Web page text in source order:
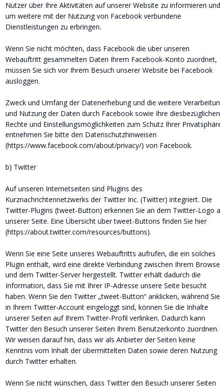
Nutzer über Ihre Aktivitäten auf unserer Website zu informieren
um weitere mit der Nutzung von Facebook verbundene
Dienstleistungen zu erbringen.
Wenn Sie nicht möchten, dass Facebook die über unseren
Webauftritt gesammelten Daten Ihrem Facebook-Konto zuordnet,
müssen Sie sich vor Ihrem Besuch unserer Website bei Facebook
ausloggen.
Zweck und Umfang der Datenerhebung und die weitere
und Nutzung der Daten durch Facebook sowie Ihre
Rechte und Einstellungsmöglichkeiten zum Schutz Ihrer
entnehmen Sie bitte den Datenschutzhinweisen
(https://www.facebook.com/about/privacy/) von Facebook.
b) Twitter
Auf unseren Internetseiten sind Plugins des
Kurznachrichtennetzwerks der Twitter Inc. (Twitter) integriert. Die
Twitter-Plugins (tweet-Button) erkennen Sie an dem Twitter-Logo
unserer Seite. Eine Übersicht über tweet-Buttons finden Sie hier
(https://about.twitter.com/resources/buttons).
Wenn Sie eine Seite unseres Webauftritts aufrufen, die ein solches
Plugin enthält, wird eine direkte Verbindung zwischen Ihrem
und dem Twitter-Server hergestellt. Twitter erhält dadurch die
Information, dass Sie mit Ihrer IP-Adresse unsere Seite besucht
haben. Wenn Sie den Twitter „tweet-Button“ anklicken, während
in Ihrem Twitter-Account eingeloggt sind, können Sie die Inhalte
unserer Seiten auf Ihrem Twitter-Profil verlinken. Dadurch kann
Twitter den Besuch unserer Seiten Ihrem Benutzerkonto zuordnen.
Wir weisen darauf hin, dass wir als Anbieter der Seiten keine
Kenntnis vom Inhalt der übermittelten Daten sowie deren Nutzung
durch Twitter erhalten.
Wenn Sie nicht wünschen, dass Twitter den Besuch unserer Seiten